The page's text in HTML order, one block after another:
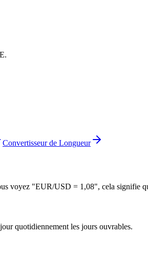
Convertisseur de Longueur
voyez "EUR/USD = 1,08", cela signifie
quotidiennement les jours ouvrables.